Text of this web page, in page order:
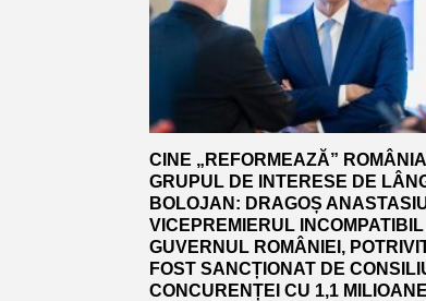
CINE „REFORMEAZĂ”
GRUPUL DE INTERESE DE
BOLOJAN: DRAGOȘ
VICEPREMIERUL INCOMPATIBIL
GUVERNUL ROMÂNIEI,
FOST SANCȚIONAT DE
CONCURENȚEI CU 1,1